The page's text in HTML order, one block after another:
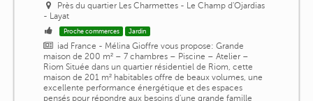
Près du quartier Les Charmettes - Le Champ d'Ojardias
- Layat
Proche commerces Jardin
iad France - Mélina Gioffre vous propose: Grande
maison de 200 m² – 7 chambres – Piscine – Atelier –
Riom Située dans un quartier résidentiel de Riom, cette
maison de 201 m² habitables offre de beaux volumes, une
excellente performance énergétique et des espaces
pensés pour répondre aux besoins d'une grande famille